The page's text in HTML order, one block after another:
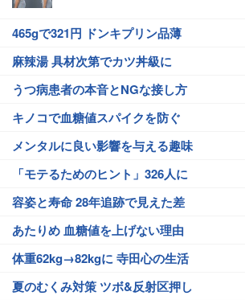
465gで321円 ドンキプリン品薄
麻辣湯 具材次第でカツ丼級に
うつ病患者の本音とNGな接し方
キノコで血糖値スパイクを防ぐ
メンタルに良い影響を与える趣味
「モテるためのヒント」326人に
容姿と寿命 28年追跡で見えた差
あたりめ 血糖値を上げない理由
体重62kg→82kgに 寺田心の生活
夏のむくみ対策 ツボ&反射区押し